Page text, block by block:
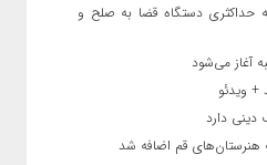
حداکثری دستگاه قضا به صلح و
آغاز می‌شود
+ ویدئو
دینی دارد
قم اضافه شد